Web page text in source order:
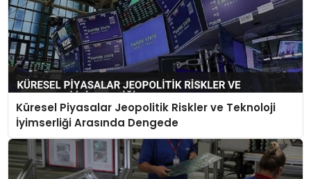
Küresel Piyasalar Jeopolitik Riskler ve Teknoloji
İyimserliği Arasında Dengede